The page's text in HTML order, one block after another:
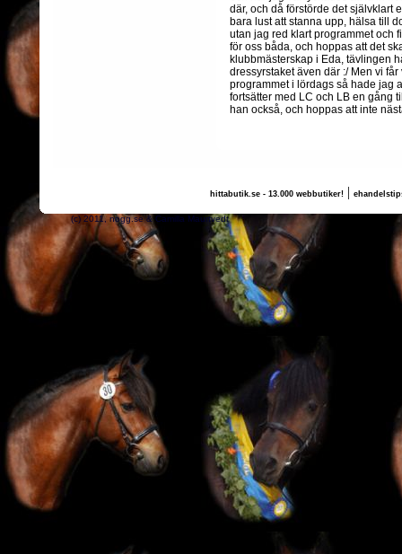
där, och då förstörde det självklart
bara lust att stanna upp, hälsa till
utan jag red klart programmet och
för oss båda, och hoppas att det
klubbmästerskap i Eda, tävlingen
dressyrstaket även där :/ Men vi
programmet i lördags så hade jag
fortsätter med LC och LB en gång
han också, och hoppas att inte
hittabutik.se - 13.000 webbutiker!|
(c) 2011, nogg.se & Camilla Maurtvedt